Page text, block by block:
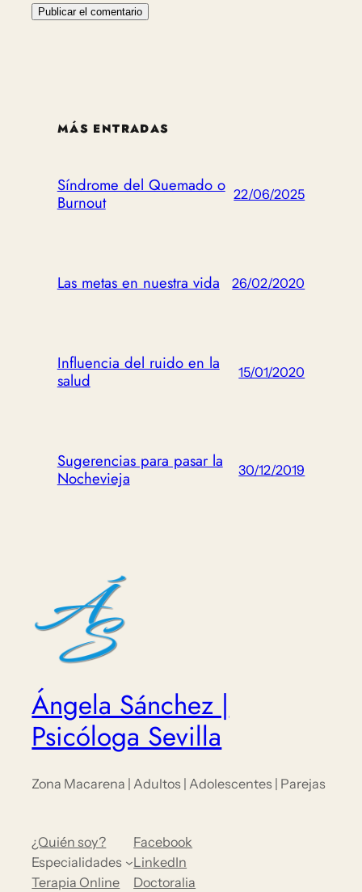
MÁS ENTRADAS
Síndrome del Quemado o
Burnout
22/06/2025
Las metas en nuestra vida 26/02/2020
Influencia del ruido en la
salud
15/01/2020
Sugerencias para pasar la
Nochevieja
30/12/2019
Ángela Sánchez |
Psicóloga Sevilla
Zona Macarena | Adultos | Adolescentes | Parejas
¿Quién soy?
Especialidades
Terapia Online
Facebook
LinkedIn
Doctoralia